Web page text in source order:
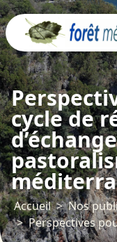
cycle de
Accueil Nos
Panneau de gestion